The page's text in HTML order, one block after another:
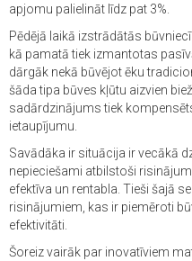
apjomu palielināt līdz pat 3%.
Pēdējā laikā izstrādātās
kā pamatā tiek izmantotas
dārgāk nekā būvējot ēku
šāda tipa būves kļūtu aizvien
sadārdzinājums tiek
ietaupījumu.
Savādāka ir situācija ir vecākā
nepieciešami atbilstoši
efektīva un rentabla. Tieši šajā
risinājumiem, kas ir piemēroti
efektivitāti.
Šoreiz vairāk par inovatīviem